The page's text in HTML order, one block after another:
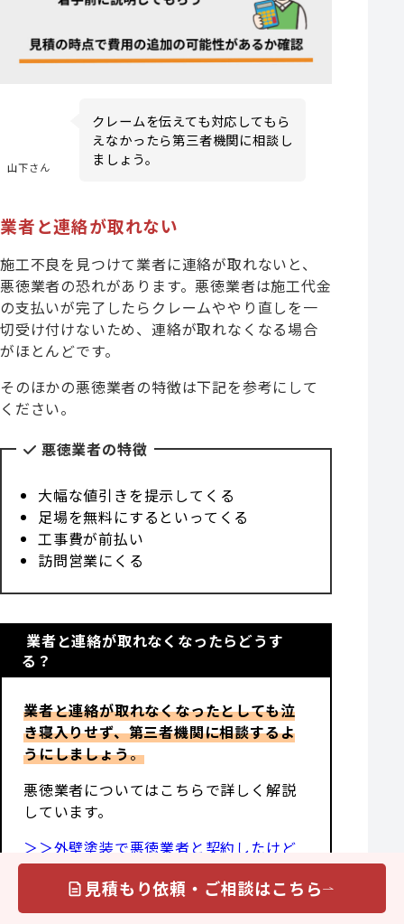
山下さん
クレームを伝えても対応してもら
えなかったら第三者機関に相談し
ましょう。
業者と連絡が取れない
施工不良を見つけて業者に連絡が取れないと、
悪徳業者の恐れがあります。悪徳業者は施工代金
の支払いが完了したらクレームややり直しを一
切受け付けないため、連絡が取れなくなる場合
がほとんどです。
そのほかの悪徳業者の特徴は下記を参考にして
ください。
悪徳業者の特徴
大幅な値引きを提示してくる
足場を無料にするといってくる
工事費が前払い
訪問営業にくる
業者と連絡が取れなくなったらどうす
る？
業者と連絡が取れなくなったとしても泣
き寝入りせず、第三者機関に相談するよ
うにしましょう。
悪徳業者についてはこちらで詳しく解説
しています。
＞＞外壁塗装で悪徳業者と契約したけど
解約できる？解約方法から対処法まで徹
底解説
見積もり依頼・ご相談はこちら